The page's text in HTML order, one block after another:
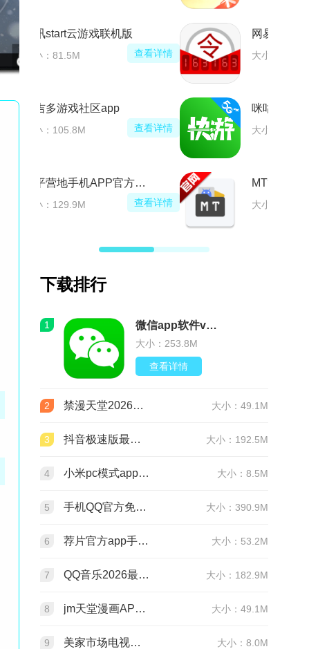
腾讯start云游戏联机版
大小：81.5M 查看详情
塔吉多游戏社区app
大小：105.8M 查看详情
和平营地手机APP官方正版
大小：129.9M 查看详情
下载排行
1 微信app软件v8.0.76 官方版
大小：253.8M
查看详情
2 禁漫天堂2026最新版安装包(JMComic3)v2.0.29安卓版 大小：49.1M
3 抖音极速版最新版本官方版2026v39.7.0安卓版 大小：192.5M
4 小米pc模式app安装包(小米pc模式beta版)v12.1.208.5平板版 大小：8.5M
5 手机QQ官方免费最新版v9.3.25 官方正版 大小：390.9M
6 荐片官方app手机最新版v4.2.5安卓版 大小：53.2M
7 QQ音乐2026最新版app20.6.5.8 官方安卓版 大小：182.9M
8 jm天堂漫画APP安装包v2.0.29安卓最新版 大小：49.1M
9 美家市场电视版安装包v3.3.1安卓TV版 大小：8.0M